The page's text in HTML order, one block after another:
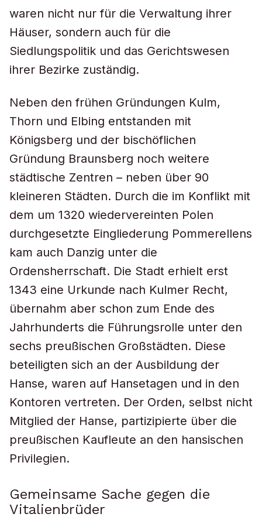
waren nicht nur für die Verwaltung ihrer
Häuser, sondern auch für die
Siedlungspolitik und das Gerichtswesen
ihrer Bezirke zuständig.
Neben den frühen Gründungen Kulm,
Thorn und Elbing entstanden mit
Königsberg und der bischöflichen
Gründung Braunsberg noch weitere
städtische Zentren – neben über 90
kleineren Städten. Durch die im Konflikt mit
dem um 1320 wiedervereinten Polen
durchgesetzte Eingliederung Pommerellens
kam auch Danzig unter die
Ordensherrschaft. Die Stadt erhielt erst
1343 eine Urkunde nach Kulmer Recht,
übernahm aber schon zum Ende des
Jahrhunderts die Führungsrolle unter den
sechs preußischen Großstädten. Diese
beteiligten sich an der Ausbildung der
Hanse, waren auf Hansetagen und in den
Kontoren vertreten. Der Orden, selbst nicht
Mitglied der Hanse, partizipierte über die
preußischen Kaufleute an den hansischen
Privilegien.
Gemeinsame Sache gegen die
Vitalienbrüder